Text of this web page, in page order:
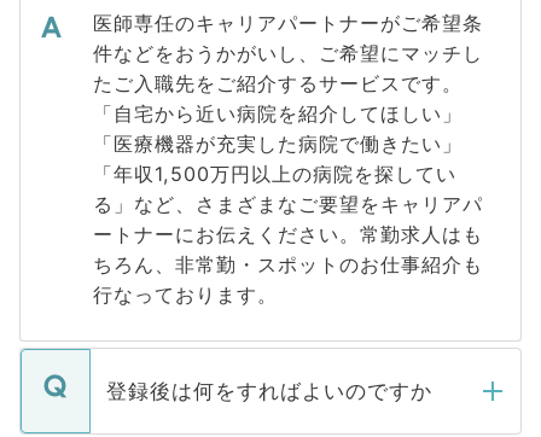
医師専任のキャリアパートナーがご希望条
件などをおうかがいし、ご希望にマッチし
たご入職先をご紹介するサービスです。
「自宅から近い病院を紹介してほしい」
「医療機器が充実した病院で働きたい」
「年収1,500万円以上の病院を探してい
る」など、さまざまなご要望をキャリアパ
ートナーにお伝えください。常勤求人はも
ちろん、非常勤・スポットのお仕事紹介も
行なっております。
登録後は何をすればよいのですか